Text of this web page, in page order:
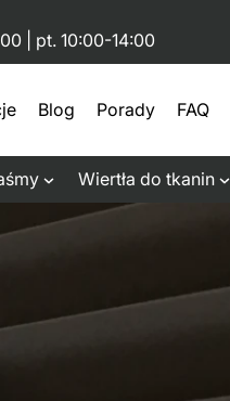
| pt. 10:00-14:00
Blog Porady FAQ
Wiertła do tkanin